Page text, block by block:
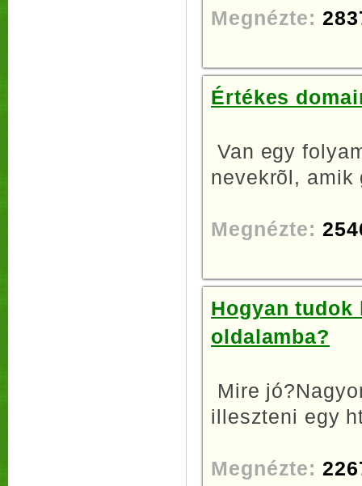
Megnézte:
Értékes
Van egy
nevekrõl, amik
Megnézte:
Hogyan
oldalamba?
Mire
illeszteni egy
Megnézte: